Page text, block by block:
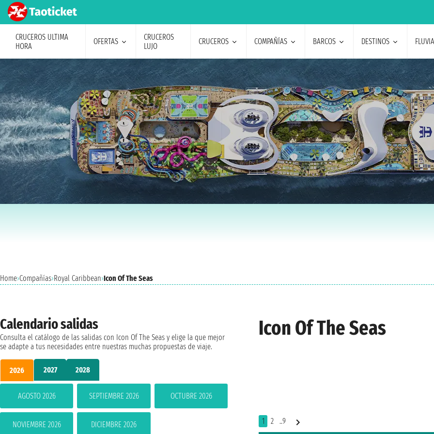
CRUCEROS ULTIMA
HORA
OFERTAS
CRUCEROS
LUJO
CRUCEROS COMPAÑÍAS BARCOS DESTINOS
Home›Compañías›Royal Caribbean›Icon Of The Seas
Icon Of The Seas
1 2 ..9
Calendario salidas
Consulta el catálogo de las salidas con Icon Of The Seas y elige la que mejor
se adapte a tus necesidades entre nuestras muchas propuestas de viaje.
2026 2027 2028
AGOSTO 2026 SEPTIEMBRE 2026 OCTUBRE 2026
NOVIEMBRE 2026 DICIEMBRE 2026